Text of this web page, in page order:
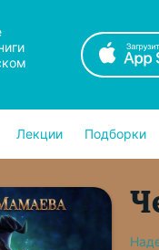
Лекции Подборки